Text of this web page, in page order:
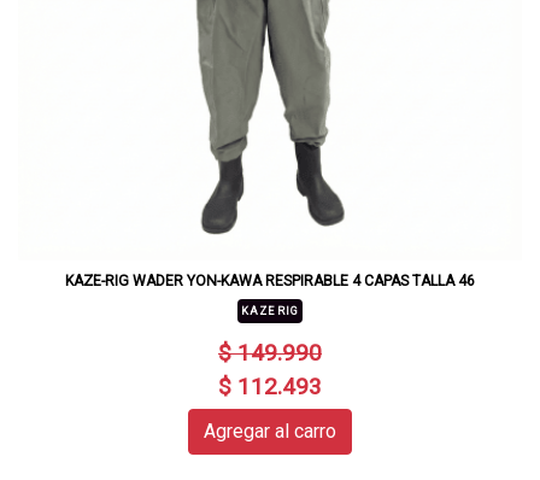
KAZE-RIG WADER YON-KAWA RESPIRABLE 4 CAPAS TALLA 46
KAZE RIG
$ 149.990
$ 112.493
Agregar al carro